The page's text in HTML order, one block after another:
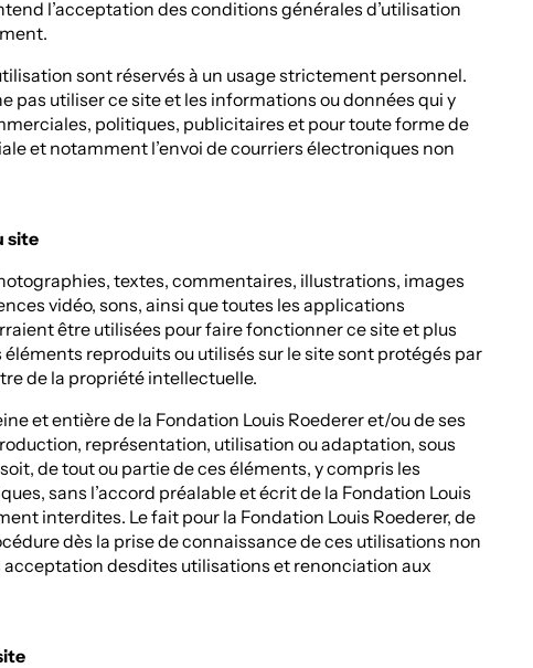
l’acceptation des conditions générales d’utilisation
sont réservés à un usage strictement personnel.
pas utiliser ce site et les informations ou données qui y
politiques, publicitaires et pour toute forme de
et notamment l’envoi de courriers électroniques non
site
textes, commentaires, illustrations, images
vidéo, sons, ainsi que toutes les applications
être utilisées pour faire fonctionner ce site et plus
reproduits ou utilisés sur le site sont protégés par
de la propriété intellectuelle.
et entière de la Fondation Louis Roederer et/ou de ses
représentation, utilisation ou adaptation, sous
de tout ou partie de ces éléments, y compris les
sans l’accord préalable et écrit de la Fondation Louis
interdites. Le fait pour la Fondation Louis Roederer, de
dès la prise de connaissance de ces utilisations non
acceptation desdites utilisations et renonciation aux